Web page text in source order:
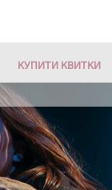
КУПИТИ КВИТКИ